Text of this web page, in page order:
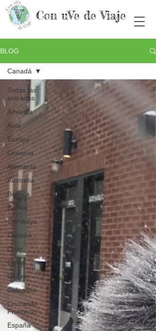
Con uVe de Viaje
BLOG
Todas las
entradas
América
Asia
Europa
Oceanía
Alemania
Australia
Bélgica
Bolivia
Camboya
Canadá
Chile
China
Chipre
Colombia
Cruzando
Fronteras
España
Canadá